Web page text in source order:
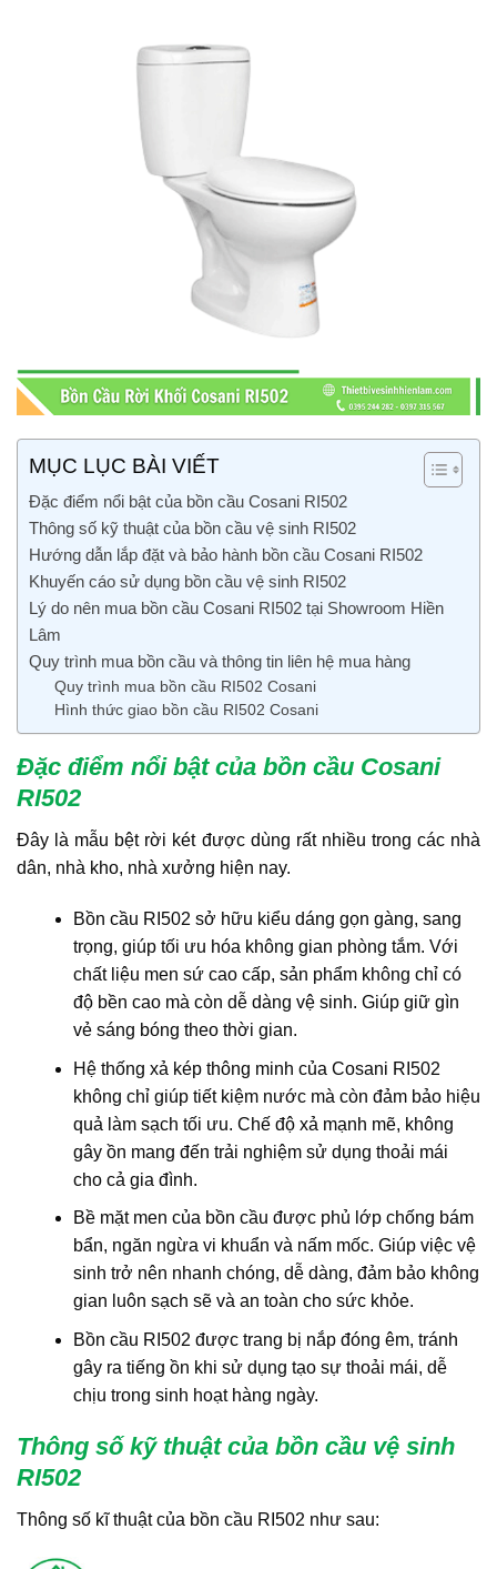
MỤC LỤC BÀI VIẾT
Đặc điểm nổi bật của bồn cầu Cosani RI502
Thông số kỹ thuật của bồn cầu vệ sinh RI502
Hướng dẫn lắp đặt và bảo hành bồn cầu Cosani RI502
Khuyến cáo sử dụng bồn cầu vệ sinh RI502
Lý do nên mua bồn cầu Cosani RI502 tại Showroom Hiền
Lâm
Quy trình mua bồn cầu và thông tin liên hệ mua hàng
Quy trình mua bồn cầu RI502 Cosani
Hình thức giao bồn cầu RI502 Cosani
Đặc điểm nổi bật của bồn cầu Cosani
RI502
Đây là mẫu bệt rời két được dùng rất nhiều trong các nhà
dân, nhà kho, nhà xưởng hiện nay.
Bồn cầu RI502 sở hữu kiểu dáng gọn gàng, sang
trọng, giúp tối ưu hóa không gian phòng tắm. Với
chất liệu men sứ cao cấp, sản phẩm không chỉ có
độ bền cao mà còn dễ dàng vệ sinh. Giúp giữ gìn
vẻ sáng bóng theo thời gian.
Hệ thống xả kép thông minh của Cosani RI502
không chỉ giúp tiết kiệm nước mà còn đảm bảo hiệu
quả làm sạch tối ưu. Chế độ xả mạnh mẽ, không
gây ồn mang đến trải nghiệm sử dụng thoải mái
cho cả gia đình.
Bề mặt men của bồn cầu được phủ lớp chống bám
bẩn, ngăn ngừa vi khuẩn và nấm mốc. Giúp việc vệ
sinh trở nên nhanh chóng, dễ dàng, đảm bảo không
gian luôn sạch sẽ và an toàn cho sức khỏe.
Bồn cầu RI502 được trang bị nắp đóng êm, tránh
gây ra tiếng ồn khi sử dụng tạo sự thoải mái, dễ
chịu trong sinh hoạt hàng ngày.
Thông số kỹ thuật của bồn cầu vệ sinh
RI502
Thông số kĩ thuật của bồn cầu RI502 như sau: